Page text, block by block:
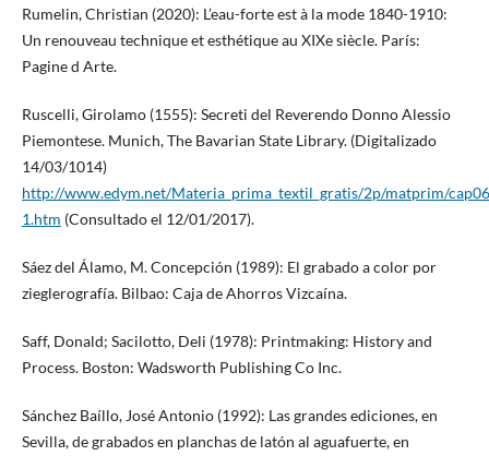
Rumelin, Christian (2020): L’eau-forte est à la mode 1840-1910:
Un renouveau technique et esthétique au XIXe siècle. París:
Pagine d Arte.
Ruscelli, Girolamo (1555): Secreti del Reverendo Donno Alessio
Piemontese. Munich, The Bavarian State Library. (Digitalizado
14/03/1014)
http://www.edym.net/Materia_prima_textil_gratis/2p/matprim/
1.htm (Consultado el 12/01/2017).
Sáez del Álamo, M. Concepción (1989): El grabado a color por
zieglerografía. Bilbao: Caja de Ahorros Vizcaína.
Saff, Donald; Sacilotto, Deli (1978): Printmaking: History and
Process. Boston: Wadsworth Publishing Co Inc.
Sánchez Baíllo, José Antonio (1992): Las grandes ediciones, en
Sevilla, de grabados en planchas de latón al aguafuerte, en